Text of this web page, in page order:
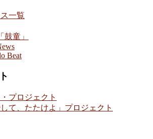
一覧
鼓童」
Beat
プロジェクト
して、たたけよ」プロジェクト